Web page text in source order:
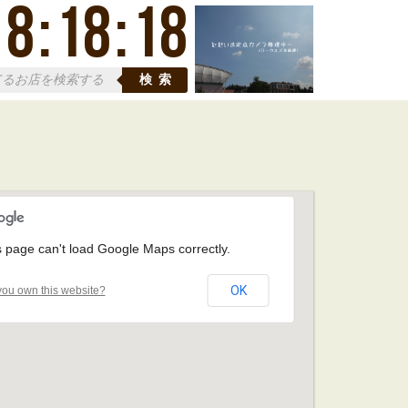
:18:19
検索
page can't load Google Maps correctly.
own this website? OK